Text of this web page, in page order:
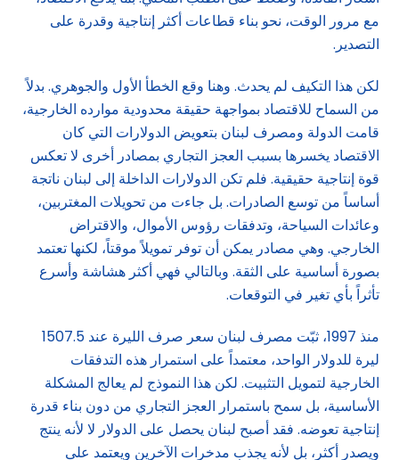
مع مرور الوقت، نحو بناء قطاعات أكثر إنتاجية وقدرة على
التصدير.
لكن هذا التكيف لم يحدث. وهنا وقع الخطأ الأول والجوهري. بدلاً
من السماح للاقتصاد بمواجهة حقيقة محدودية موارده الخارجية،
قامت الدولة ومصرف لبنان بتعويض الدولارات التي كان
الاقتصاد يخسرها بسبب العجز التجاري بمصادر أخرى لا تعكس
قوة إنتاجية حقيقية. فلم تكن الدولارات الداخلة إلى لبنان ناتجة
أساساً من توسع الصادرات. بل جاءت من تحويلات المغتربين،
وعائدات السياحة، وتدفقات رؤوس الأموال، والاقتراض
الخارجي. وهي مصادر يمكن أن توفر تمويلاً موقتاً، لكنها تعتمد
بصورة أساسية على الثقة. وبالتالي فهي أكثر هشاشة وأسرع
تأثراً بأي تغير في التوقعات.
منذ 1997، ثبّت مصرف لبنان سعر صرف الليرة عند 1507.5
ليرة للدولار الواحد، معتمداً على استمرار هذه التدفقات
الخارجية لتمويل التثبيت. لكن هذا النموذج لم يعالج المشكلة
الأساسية، بل سمح باستمرار العجز التجاري من دون بناء قدرة
إنتاجية تعوضه. فقد أصبح لبنان يحصل على الدولار لا لأنه ينتج
ويصدر أكثر، بل لأنه يجذب مدخرات الآخرين ويعتمد على